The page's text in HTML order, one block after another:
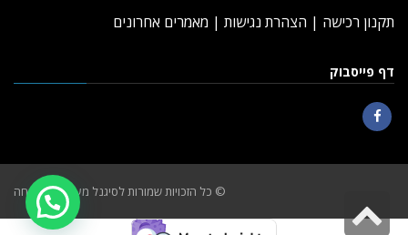
תקנון רכישה | הצהרת נגישות | מאמרים אחרונים
דף פייסבוק
© כל הזכויות שמורות לסיגנל מערכות אבטחה גלילה